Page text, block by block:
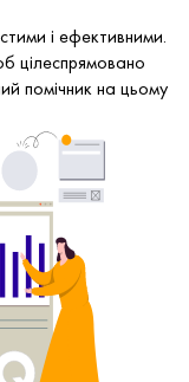
і ефективними.
цілеспрямовано
помічник на цьому